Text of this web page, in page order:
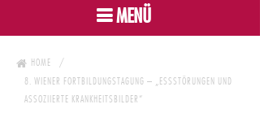
MENÜ
HOME
8. WIENER FORTBILDUNGSTAGUNG – „ESSSTÖRUNGEN UND
ASSOZIIERTE KRANKHEITSBILDER“